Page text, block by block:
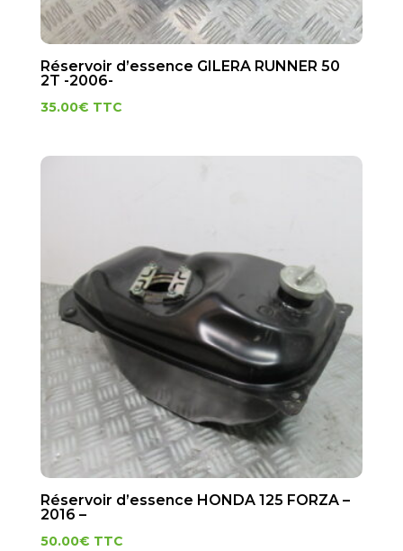
Réservoir d’essence GILERA RUNNER 50
2T -2006-
35.00€ TTC
Réservoir d’essence HONDA 125 FORZA –
2016 –
50.00€ TTC